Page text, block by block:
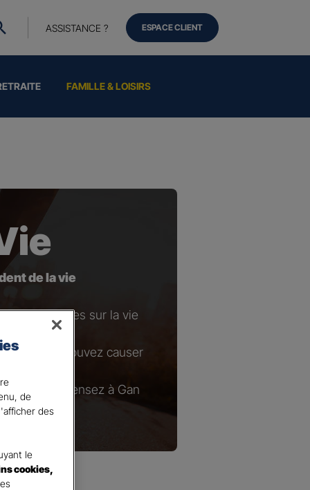
FAMILLE & LOISIRS
ASSISTANCE ? ESPACE CLIENT
de la vie
sur la vie
que vous pouvez causer
courante, pensez à Gan
de
des
le
cookies,